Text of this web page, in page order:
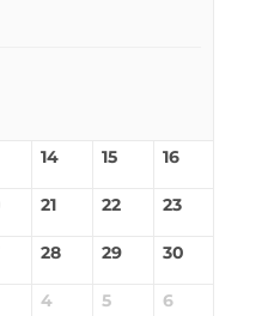
14 15 16
21 22 23
28 29 30
4 5 6